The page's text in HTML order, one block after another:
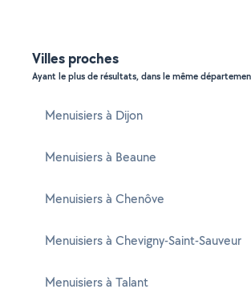
Villes proches
Ayant le plus de résultats, dans le même
Menuisiers à Dijon
Menuisiers à Beaune
Menuisiers à Chenôve
Menuisiers à Chevigny-Saint-Sauveur
Menuisiers à Talant